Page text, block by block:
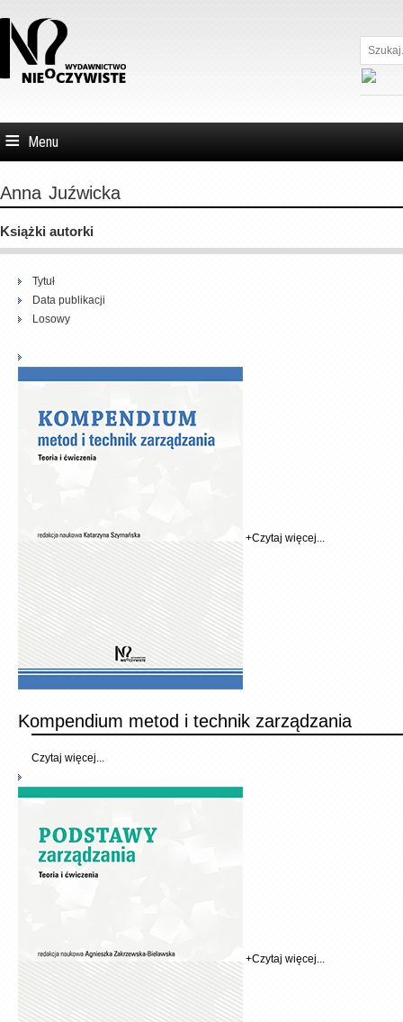
Szukaj...
Menu
Anna Juźwicka
Książki autorki
Tytuł
Data publikacji
Losowy
+Czytaj więcej...
Kompendium metod i technik zarządzania
Czytaj więcej...
+Czytaj więcej...